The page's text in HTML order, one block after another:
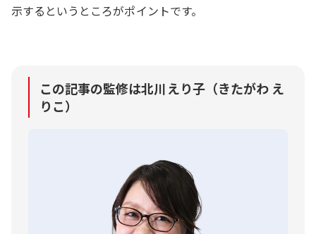
示するというところがポイントです。
この記事の監修は北川えり子（きたがわ え
りこ）